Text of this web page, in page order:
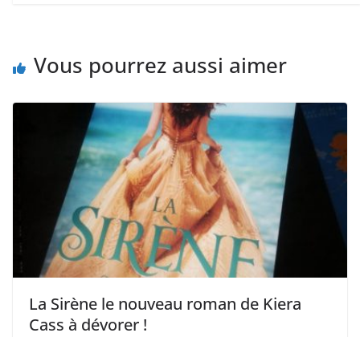
Vous pourrez aussi aimer
La Sirène le nouveau roman de Kiera
Cass à dévorer !